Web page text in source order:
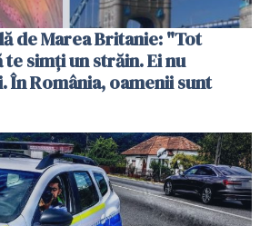
de Marea Britanie: "Tot
simți un străin. Ei nu
În România, oamenii sunt